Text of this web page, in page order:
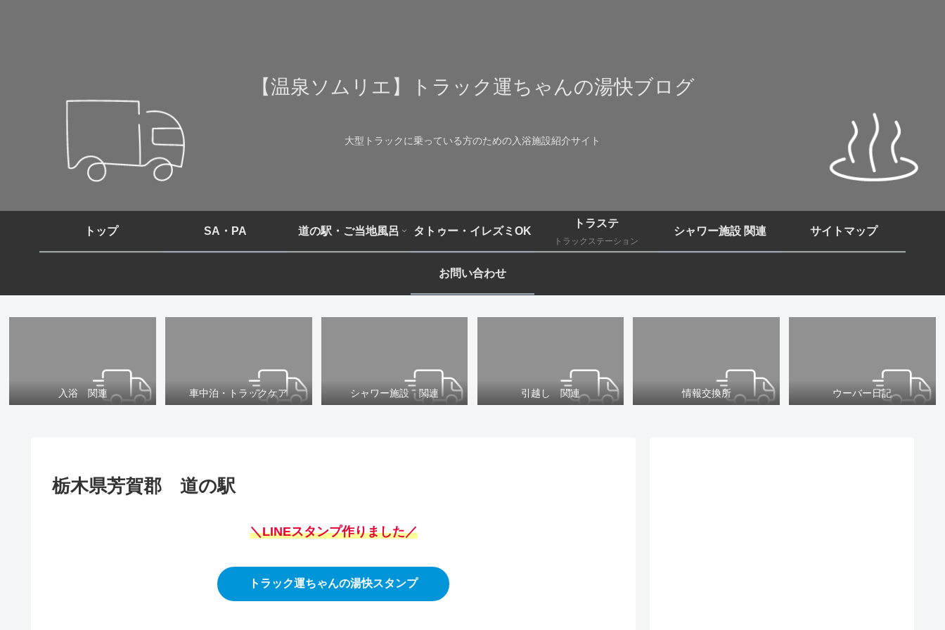
【温泉ソムリエ】トラック運ちゃんの湯快ブログ
大型トラックに乗っている方のための入浴施設紹介サイト
トップ SA・PA 道の駅・ご当地風呂 タトゥー・イレズミOK
トラステ
トラックステーション
シャワー施設 関連 サイトマップ
お問い合わせ
入浴 関連 車中泊・トラックケア シャワー施設 関連 引越し 関連 情報交換所 ウーバー日記
栃木県芳賀郡 道の駅
＼LINEスタンプ作りました／
トラック運ちゃんの湯快スタンプ